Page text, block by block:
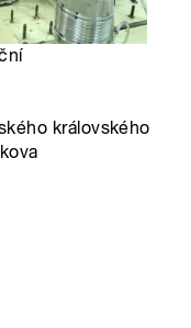
královského